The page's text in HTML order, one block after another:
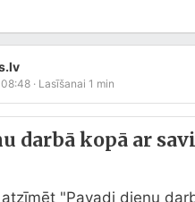
· Lasīšanai 1 min
darbā kopā ar
"Pavadi dienu